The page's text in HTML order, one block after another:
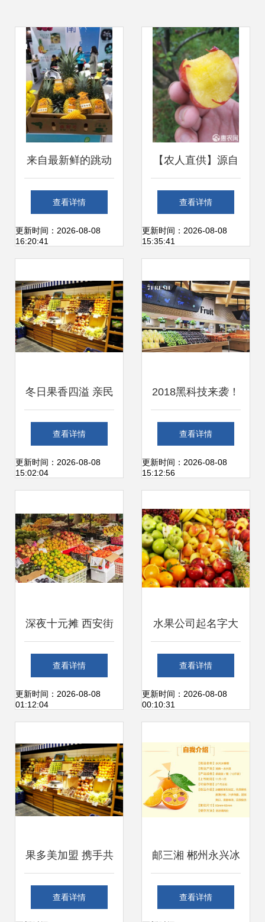
来自最新鲜的跳动
——2019新零售生
鲜食材展引领新鲜
查看详情
更新时间：2026-08-08
16:20:41
【农人直供】源自
原产地的酸甜馈赠
当季新鲜黄肉红布
查看详情
更新时间：2026-08-08
15:35:41
冬日果香四溢 亲民
价格与多元品种共
舞，零售新招激活
查看详情
更新时间：2026-08-08
15:02:04
2018黑科技来袭！
京东首家线下生鲜
超市7FRESH开
零售体验
查看详情
更新时间：2026-08-08
15:12:56
深夜十元摊 西安街
头的烟火气与新鲜
甜
查看详情
更新时间：2026-08-08
01:12:04
水果公司起名字大
全免费（精选600
个）新鲜水果零售
查看详情
更新时间：2026-08-08
00:10:31
果多美加盟 携手共
创鲜果零售的黄金
查看详情
邮三湘 郴州永兴冰
糖橙 中国十大名橙
查看详情